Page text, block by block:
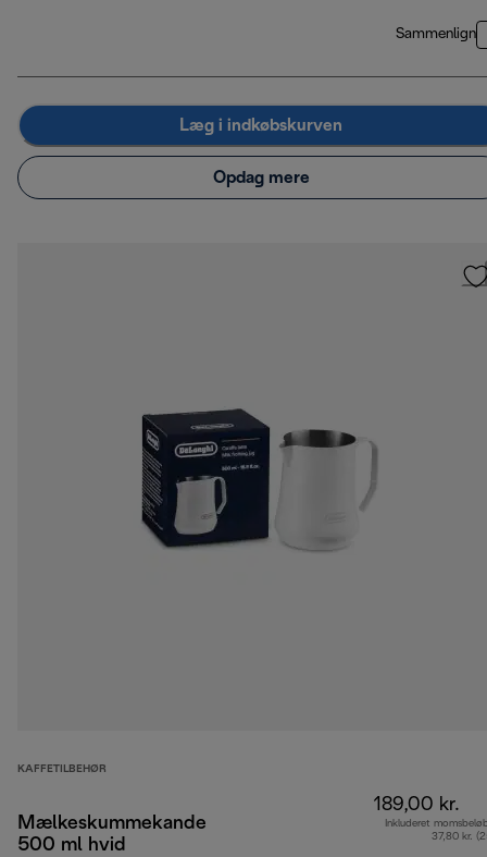
Sammenlign
Læg i indkøbskurven
Opdag mere
KAFFETILBEHØR
Mælkeskummekande
500 ml hvid
189,00 kr.
Inkluderet
37,80 kr.